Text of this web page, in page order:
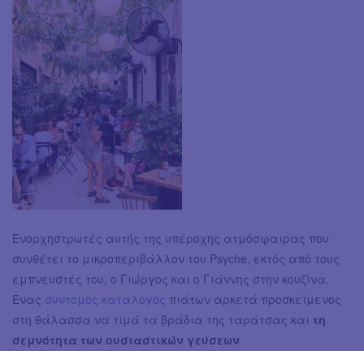
Ενορχηστρωτές αυτής της υπέροχης ατμόσφαιρας που
συνθέτει το μικροπεριβάλλον του Psyche, εκτός από τους
εμπνευστές του, ο Γιώργος και ο Γιάννης στην κουζίνα.
Ένας σύντομος κατάλογος πιάτων αρκετά προσκείμενος
στη θάλασσα να τιμά τα βράδια της ταράτσας και τη
σεμνότητα των ουσιαστικών γεύσεων